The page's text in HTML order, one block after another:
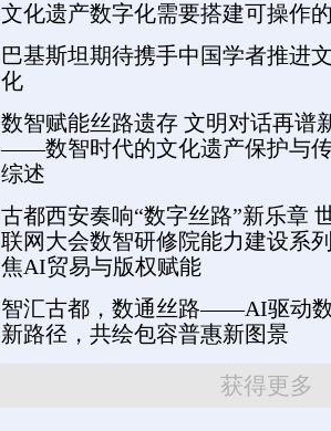
文化遗产数字化需要搭建可操作
巴基斯坦期待携手中国学者推进
化
数智赋能丝路遗存 文明对话再谱
——数智时代的文化遗产保护与
综述
古都西安奏响“数字丝路”新乐章
联网大会数智研修院能力建设系
焦AI贸易与版权赋能
智汇古都，数通丝路——AI驱动
新路径，共绘包容普惠新图景
获得更多